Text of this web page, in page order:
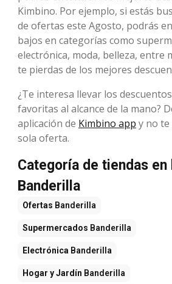
Kimbino. Por ejemplo, si estás
de ofertas este Agosto, podrás
bajos en categorías como
electrónica, moda, belleza, entre
te pierdas de los mejores
¿Te interesa llevar los
favoritas al alcance de la mano?
aplicación de Kimbino app y no te
sola oferta.
Categoría de tiendas en
Banderilla
Ofertas Banderilla
Supermercados Banderilla
Electrónica Banderilla
Hogar y Jardín Banderilla